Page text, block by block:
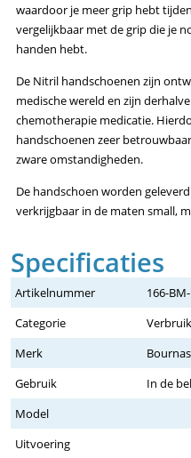
waardoor je meer grip hebt
vergelijkbaar met de grip die je
handen hebt.
De Nitril handschoenen zijn
medische wereld en zijn
chemotherapie medicatie.
handschoenen zeer
zware omstandigheden.
De handschoen worden
verkrijgbaar in de maten small,
Specificaties
Artikelnummer
166-
Categorie
Merk
Gebruik
In de
Model
Uitvoering